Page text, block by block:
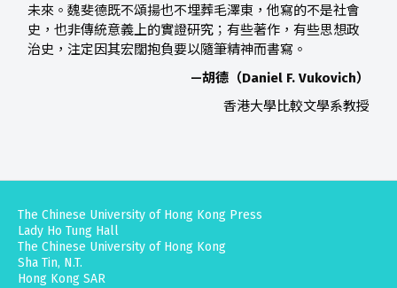
未來。魏斐德既不頌揚也不埋葬毛澤東，他寫的不是社會
史，也非傳統意義上的實證研究；有些著作，有些思想政
治史，注定因其宏闊抱負要以隨筆精神而書寫。
—胡德（Daniel F. Vukovich）
香港大學比較文學系教授
The Chinese University of Hong Kong Press
Lady Ho Tung Hall
The Chinese University of Hong Kong
Sha Tin, N.T.
Hong Kong SAR